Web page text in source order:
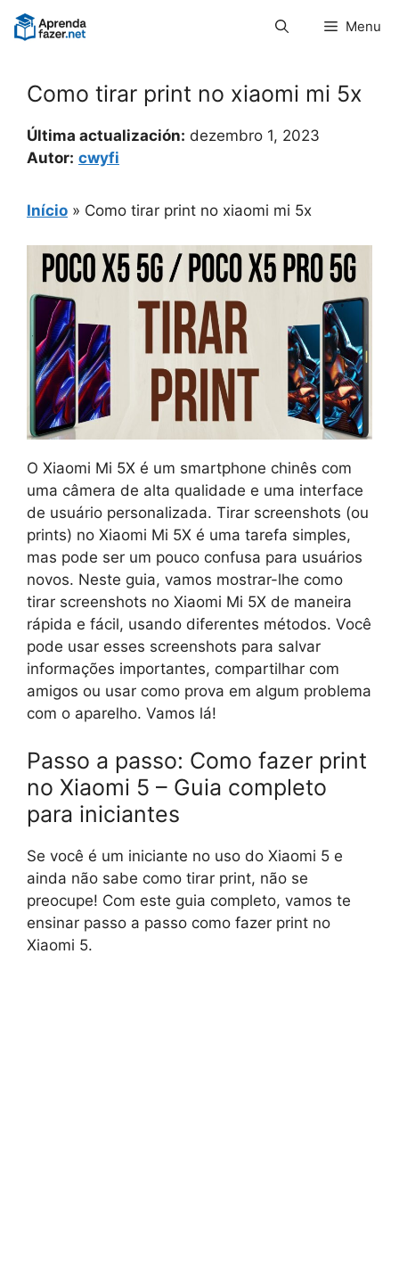
Pular
para
Menu
Como tirar print no xiaomi mi 5x
Última actualización: dezembro 1, 2023
Autor: cwyfi
Início » Como tirar print no xiaomi mi 5x
O Xiaomi Mi 5X é um smartphone chinês com
uma câmera de alta qualidade e uma interface
de usuário personalizada. Tirar screenshots (ou
prints) no Xiaomi Mi 5X é uma tarefa simples,
mas pode ser um pouco confusa para usuários
novos. Neste guia, vamos mostrar-lhe como
tirar screenshots no Xiaomi Mi 5X de maneira
rápida e fácil, usando diferentes métodos. Você
pode usar esses screenshots para salvar
informações importantes, compartilhar com
amigos ou usar como prova em algum problema
com o aparelho. Vamos lá!
Passo a passo: Como fazer print
no Xiaomi 5 – Guia completo
para iniciantes
Se você é um iniciante no uso do Xiaomi 5 e
ainda não sabe como tirar print, não se
preocupe! Com este guia completo, vamos te
ensinar passo a passo como fazer print no
Xiaomi 5.